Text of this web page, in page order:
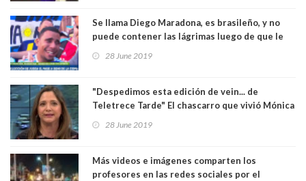
Se llama Diego Maradona, es brasileño, y no
puede contener las lágrimas luego de que le
regalaran un entrada para ver a Argentina. Ver
28 June 2019
"Despedimos esta edición de vein... de
Teletrece Tarde" El chascarro que vivió Mónica
Pérez. Ver Video
28 June 2019
Más videos e imágenes comparten los
profesores en las redes sociales por el